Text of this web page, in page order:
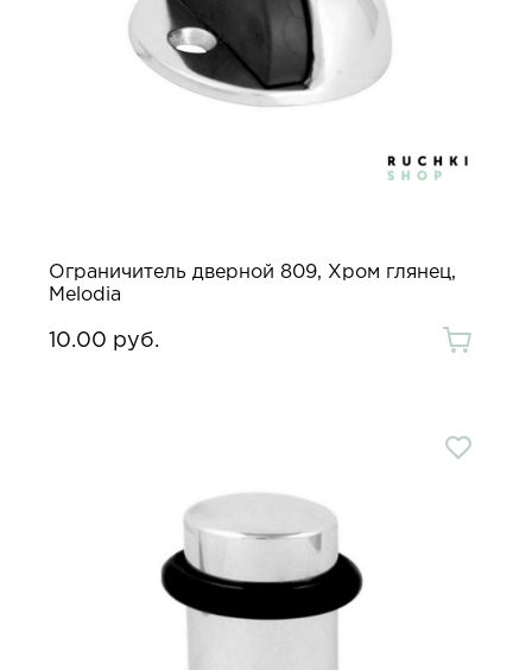
Ограничитель дверной 809, Хром глянец,
Melodia
10.00 руб.